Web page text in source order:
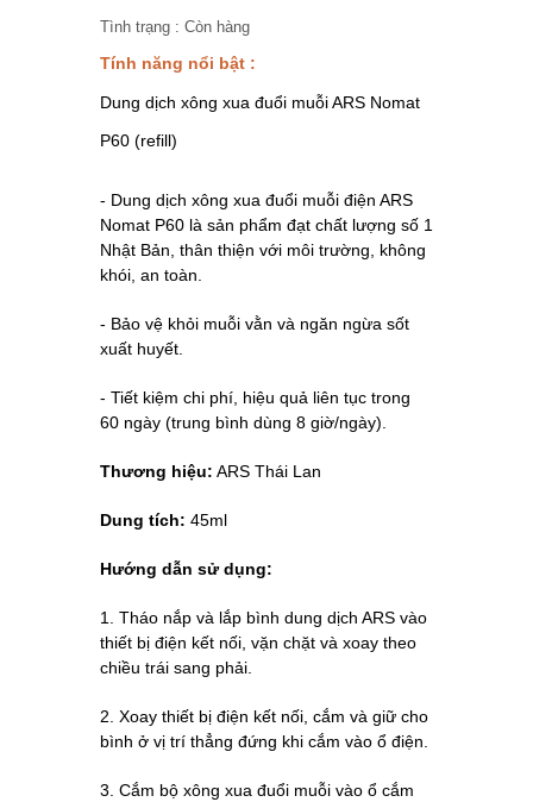
Tình trạng : Còn hàng
Tính năng nổi bật :
Dung dịch xông xua đuổi muỗi ARS Nomat
P60 (refill)
- Dung dịch xông xua đuổi muỗi điện ARS
Nomat P60 là sản phẩm đạt chất lượng số 1
Nhật Bản, thân thiện với môi trường, không
khói, an toàn.
- Bảo vệ khỏi muỗi vằn và ngăn ngừa sốt
xuất huyết.
- Tiết kiệm chi phí, hiệu quả liên tục trong
60 ngày (trung bình dùng 8 giờ/ngày).
Thương hiệu: ARS Thái Lan
Dung tích: 45ml
Hướng dẫn sử dụng:
1. Tháo nắp và lắp bình dung dịch ARS vào
thiết bị điện kết nối, vặn chặt và xoay theo
chiều trái sang phải.
2. Xoay thiết bị điện kết nối, cắm và giữ cho
bình ở vị trí thẳng đứng khi cắm vào ổ điện.
3. Cắm bộ xông xua đuổi muỗi vào ổ cắm